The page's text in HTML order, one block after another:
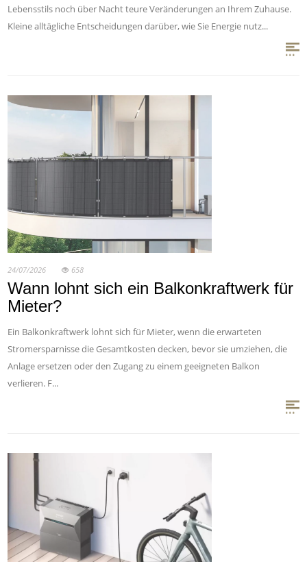
Lebensstils noch über Nacht teure Veränderungen an Ihrem Zuhause.
Kleine alltägliche Entscheidungen darüber, wie Sie Energie nutz...
24/07/2026 658
Wann lohnt sich ein Balkonkraftwerk für
Mieter?
Ein Balkonkraftwerk lohnt sich für Mieter, wenn die erwarteten
Stromersparnisse die Gesamtkosten decken, bevor sie umziehen, die
Anlage ersetzen oder den Zugang zu einem geeigneten Balkon
verlieren. F...